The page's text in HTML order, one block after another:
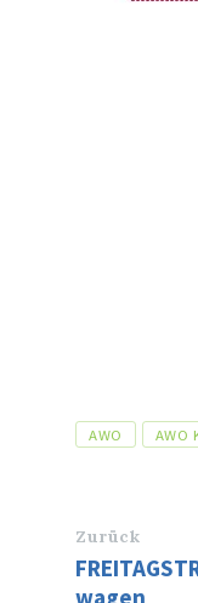
Tags
AWO AWO
Zurück
wagen